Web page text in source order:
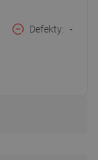
Defekty -